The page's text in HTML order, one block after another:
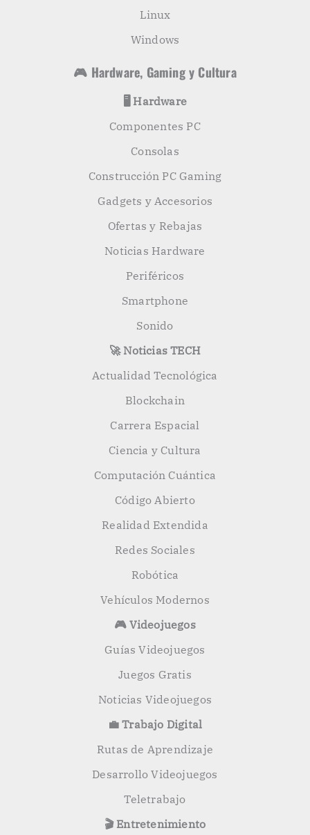
Linux
Windows
🎮 Hardware, Gaming y Cultura
🖥️ Hardware
Componentes PC
Consolas
Construcción PC Gaming
Gadgets y Accesorios
Ofertas y Rebajas
Noticias Hardware
Periféricos
Smartphone
Sonido
🚀 Noticias TECH
Actualidad Tecnológica
Blockchain
Carrera Espacial
Ciencia y Cultura
Computación Cuántica
Código Abierto
Realidad Extendida
Redes Sociales
Robótica
Vehículos Modernos
🎮 Videojuegos
Guías Videojuegos
Juegos Gratis
Noticias Videojuegos
💼 Trabajo Digital
Rutas de Aprendizaje
Desarrollo Videojuegos
Teletrabajo
🎬 Entretenimiento